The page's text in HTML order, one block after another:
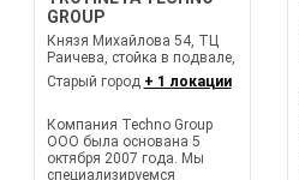
GROUP
Князя Михайлова 54, ТЦ
Раичева, стойка в подвале,
Старый город + 1 локации
Компания Techno Group
ООО была основана 5
октября 2007 года. Мы
специализируемся